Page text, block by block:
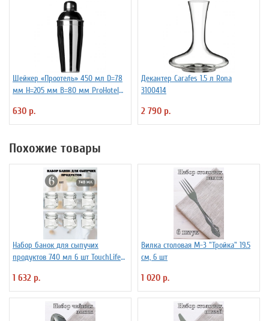
Шейкер «Проотель» 450 мл D=78
мм H=205 мм B=80 мм ProHotel
630 р.
Декантер Carafes 1.5 л Rona
3100414
2 790 р.
Похожие товары
Набор банок для сыпучих
продуктов 740 мл 6 шт TouchLife
1 632 р.
Вилка столовая М-3 "Тройка" 19.5
см, 6 шт
1 020 р.